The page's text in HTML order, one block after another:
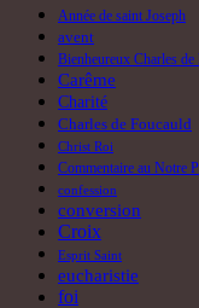
Année de saint Joseph
avent
Bienheureux Charles de
Carême
Charité
Charles de Foucauld
Christ Roi
Commentaire au Notre
confession
conversion
Croix
Esprit Saint
eucharistie
foi